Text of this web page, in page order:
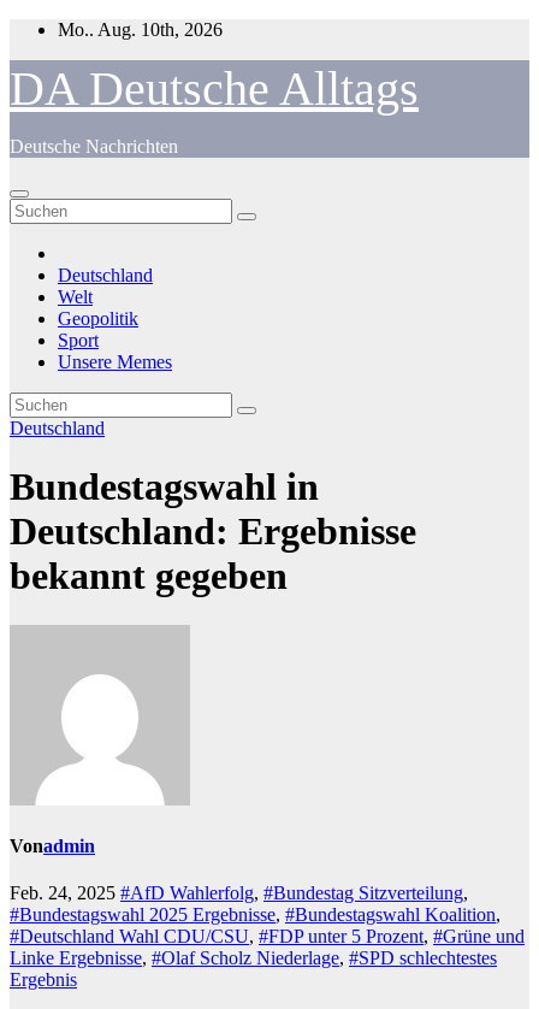
Zum
springen
Mo.. Aug. 10th, 2026
DA Deutsche Alltags
Deutsche Nachrichten
Deutschland
Welt
Geopolitik
Sport
Unsere Memes
Deutschland
Bundestagswahl in
Deutschland: Ergebnisse
bekannt gegeben
Vonadmin
Feb. 24, 2025 #AfD Wahlerfolg, #Bundestag Sitzverteilung,
#Bundestagswahl 2025 Ergebnisse, #Bundestagswahl Koalition,
#Deutschland Wahl CDU/CSU, #FDP unter 5 Prozent, #Grüne und
Linke Ergebnisse, #Olaf Scholz Niederlage, #SPD schlechtestes
Ergebnis